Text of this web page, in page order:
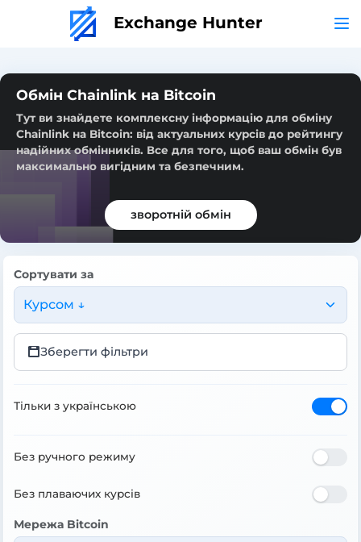
Exchange Hunter
Обмін Chainlink на Bitcoin
Тут ви знайдете комплексну інформацію для обміну
Chainlink на Bitcoin: від актуальних курсів до рейтингу
надійних обмінників. Все для того, щоб ваш обмін був
максимально вигідним та безпечним.
зворотній обмін
Сортувати за
Курсом ↓
Зберегти фільтри
Тільки з українською
Без ручного режиму
Без плаваючих курсів
Мережа Bitcoin